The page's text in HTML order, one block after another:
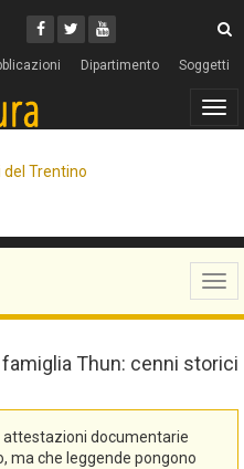
Facebook
Twitter
Youtube
Dipartimento Soggetti
del Trentino
famiglia Thun: cenni storici
attestazioni documentarie
ma che leggende pongono